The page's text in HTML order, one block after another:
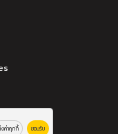
ค่าคุกกี้ ยอมรับ